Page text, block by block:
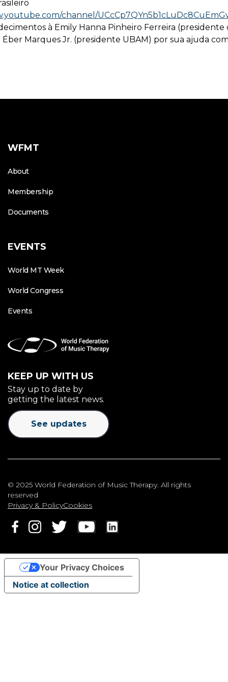
channel/
à Emily Hanna Pinheiro Ferreira (presidente
Éber Marques Jr. (presidente UBAM) por sua ajuda
WFMT
About
Membership
Documents
EVENTS
World MT Week
World Congress
Events
KEEP UP WITH US
Stay up to date by
getting the latest news.
See updates
© 2025 World Federation of Music Therapy. All rights
reserved
Privacy & PolicyCookies
Notice at collection
Your Privacy Choices